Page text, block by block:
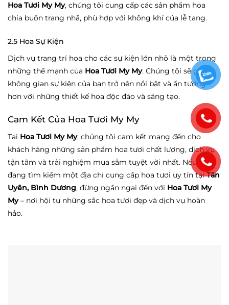
Hoa Tươi My My, chúng tôi cung cấp các sản phẩm hoa
chia buồn trang nhã, phù hợp với không khí của lễ tang.
2.5 Hoa Sự Kiện
Dịch vụ trang trí hoa cho các sự kiện lớn nhỏ là một trong
những thế mạnh của Hoa Tươi My My. Chúng tôi sẽ giúp
không gian sự kiện của bạn trở nên nổi bật và ấn tượng
hơn với những thiết kế hoa độc đáo và sáng tạo.
Cam Kết Của Hoa Tươi My My
Tại Hoa Tươi My My, chúng tôi cam kết mang đến cho
khách hàng những sản phẩm hoa tươi chất lượng, dịch vụ
tận tâm và trải nghiệm mua sắm tuyệt vời nhất. Nếu bạn
đang tìm kiếm một địa chỉ cung cấp hoa tươi uy tín tạiTân
Uyên, Bình Dương, đừng ngần ngại đến với Hoa Tươi My
My– nơi hội tụ những sắc hoa tươi đẹp và dịch vụ hoàn
hảo.